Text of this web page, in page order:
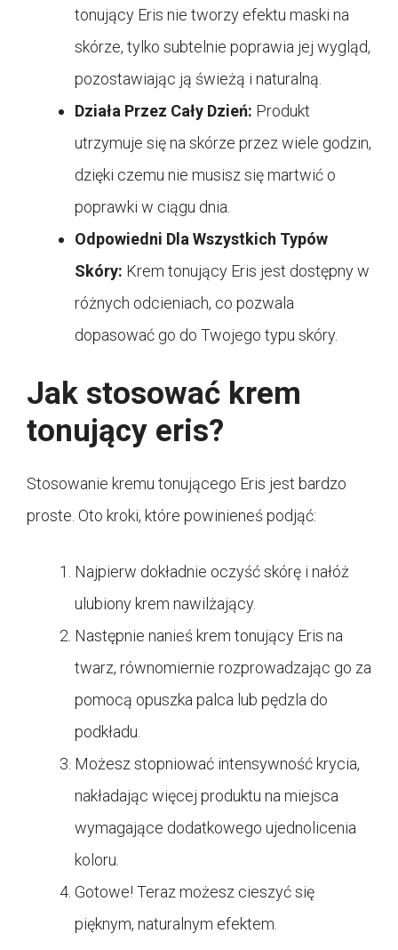
tonujący Eris nie tworzy efektu maski na
skórze, tylko subtelnie poprawia jej wygląd,
pozostawiając ją świeżą i naturalną.
Działa Przez Cały Dzień: Produkt
utrzymuje się na skórze przez wiele godzin,
dzięki czemu nie musisz się martwić o
poprawki w ciągu dnia.
Odpowiedni Dla Wszystkich Typów
Skóry: Krem tonujący Eris jest dostępny w
różnych odcieniach, co pozwala
dopasować go do Twojego typu skóry.
Jak stosować krem
tonujący eris?
Stosowanie kremu tonującego Eris jest bardzo
proste. Oto kroki, które powinieneś podjąć:
Najpierw dokładnie oczyść skórę i nałóż
ulubiony krem nawilżający.
Następnie nanieś krem tonujący Eris na
twarz, równomiernie rozprowadzając go za
pomocą opuszka palca lub pędzla do
podkładu.
Możesz stopniować intensywność krycia,
nakładając więcej produktu na miejsca
wymagające dodatkowego ujednolicenia
koloru.
Gotowe! Teraz możesz cieszyć się
pięknym, naturalnym efektem.